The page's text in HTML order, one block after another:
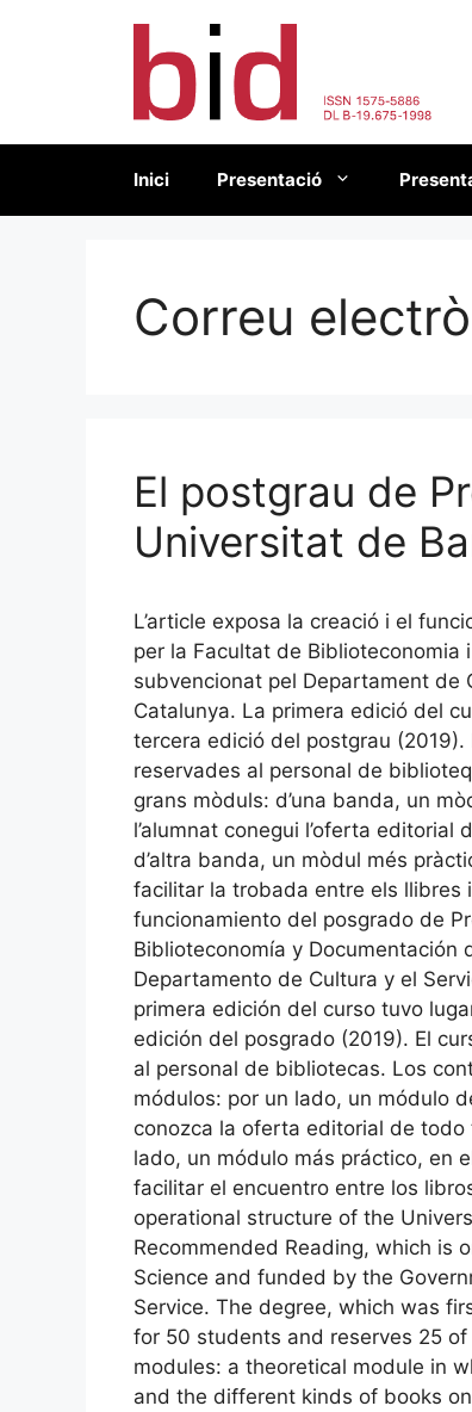
Inici Presentació
Correu
El postgrau de
Universitat de
L’article exposa la creació i el
per la Facultat de Biblioteconomia
subvencionat pel Departament de
Catalunya. La primera edició del
tercera edició del postgrau
reservades al personal de
grans mòduls: d’una banda, un
l’alumnat conegui l’oferta
d’altra banda, un mòdul més
facilitar la trobada entre els llibres
funcionamiento del posgrado de
Biblioteconomía y Documentación
Departamento de Cultura y el
primera edición del curso tuvo
edición del posgrado (2019). El
al personal de bibliotecas. Los
módulos: por un lado, un módulo
conozca la oferta editorial de
lado, un módulo más práctico, en
facilitar el encuentro entre los
operational structure of the
Recommended Reading, which is
Science and funded by the
Service. The degree, which was
for 50 students and reserves 25
modules: a theoretical module in
and the different kinds of books